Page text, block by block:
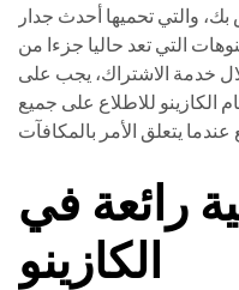
والتي تحميها أحدث جدار
المنتج لـ 79 الكازينوهات التي تعد حاليا جزءا من
خدمة الاشتراك، يجب على
للاطلاع على جميع
رائعة في
الكازينو